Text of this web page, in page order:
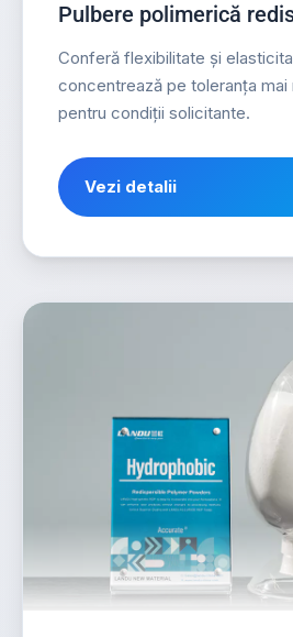
Pulbere polimerică
Conferă flexibilitate și
concentrează pe toleranța mai
pentru condiții solicitante.
Vezi detalii